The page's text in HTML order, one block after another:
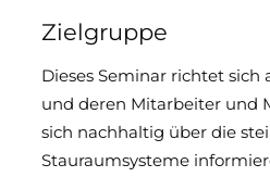
Zielgruppe
Dieses Seminar richtet sich
und deren Mitarbeiter und
sich nachhaltig über die
Stauraumsysteme